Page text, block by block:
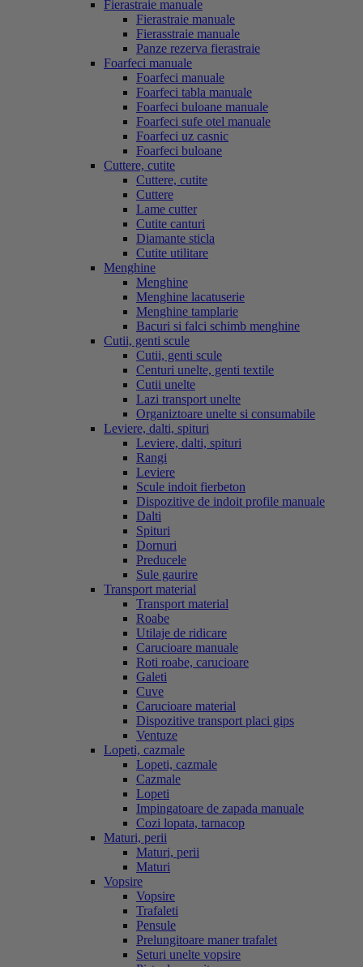
Fierastraie manuale
Fierastraie manuale
Fierasstraie manuale
Panze rezerva fierastraie
Foarfeci manuale
Foarfeci manuale
Foarfeci tabla manuale
Foarfeci buloane manuale
Foarfeci sufe otel manuale
Foarfeci uz casnic
Foarfeci buloane
Cuttere, cutite
Cuttere, cutite
Cuttere
Lame cutter
Cutite canturi
Diamante sticla
Cutite utilitare
Menghine
Menghine
Menghine lacatuserie
Menghine tamplarie
Bacuri si falci schimb menghine
Cutii, genti scule
Cutii, genti scule
Centuri unelte, genti textile
Cutii unelte
Lazi transport unelte
Organiztoare unelte si consumabile
Leviere, dalti, spituri
Leviere, dalti, spituri
Rangi
Leviere
Scule indoit fierbeton
Dispozitive de indoit profile manuale
Dalti
Spituri
Dornuri
Preducele
Sule gaurire
Transport material
Transport material
Roabe
Utilaje de ridicare
Carucioare manuale
Roti roabe, carucioare
Galeti
Cuve
Carucioare material
Dispozitive transport placi gips
Ventuze
Lopeti, cazmale
Lopeti, cazmale
Cazmale
Lopeti
Impingatoare de zapada manuale
Cozi lopata, tarnacop
Maturi, perii
Maturi, perii
Maturi
Vopsire
Vopsire
Trafaleti
Pensule
Prelungitoare maner trafalet
Seturi unelte vopsire